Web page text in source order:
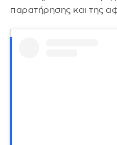
παρατήρησης και της